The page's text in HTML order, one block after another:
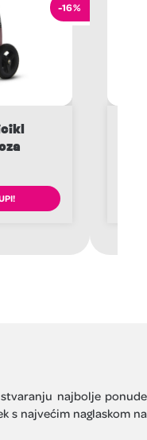
-16%
najbolje ponude
s najvećim naglaskom na